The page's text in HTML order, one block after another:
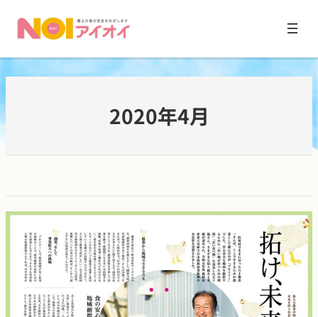
容
を
キ
2020年4月